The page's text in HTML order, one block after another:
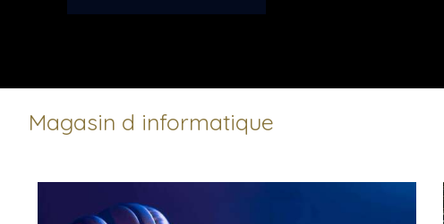
Magasin d informatique